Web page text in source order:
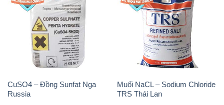
CuSO4 – Đồng Sunfat Nga
Russia
Muối NaCL – Sodium Chloride
TRS Thái Lan